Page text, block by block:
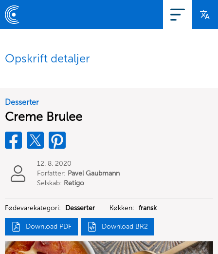
Opskrift detaljer
Desserter
Creme Brulee
12. 8. 2020
Forfatter: Pavel Gaubmann
Selskab: Retigo
Fødevarekategori: Desserter Køkken: fransk
Download PDF Download BR2